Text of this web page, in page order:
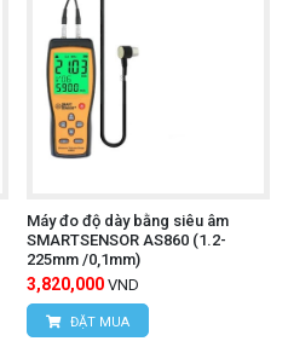
Máy đo độ dày bằng siêu âm
SMARTSENSOR AS860 (1.2-
225mm /0,1mm)
3,820,000 VND
ĐẶT MUA